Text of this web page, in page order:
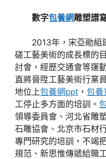
數字包養網雕塑譜
2013年，宋亞勛組
磋工藝美術的成長標的
討會，經歷交通會等運
直將晉陞工藝美術行業
地位上包養網ppt ， 包養
工停止多方面的培訓。
領導委員會、河北省雕
石雕協會、北京市石材
專門研究的培訓，不竭
規范、新思惟傳遞給職